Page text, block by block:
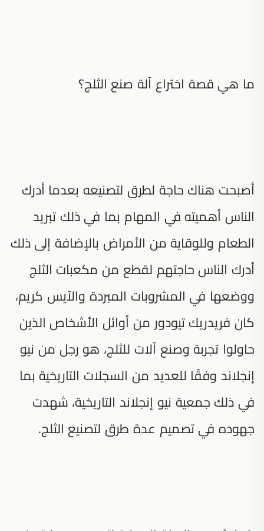
ما هي قصة اختراع آلة صنع الثلج؟
أصبحت هناك حاجة لطرق لتصنيعه بعدما أدرك
الناس أهميته في المهام بما في ذلك تبريد
الطعام وللوقاية من الأمراض بالإضافة إلى ذلك
أدرك الناس حاجتهم لقطع من مكعبات الثلج
ووضعها في المشروبات المبردة والآيس كريم،
كان فريدريك تيودور من أوائل الأشخاص الذين
حاولوا تجربة وصنع آلات للثلج، هو رجل من نيو
إنجلاند وفقًا للعديد من السجلات التاريخية بما
في ذلك جمعية نيو إنجلاند التاريخية، شهدت
جهوده في تصميم عدة طرق لتصنيع الثلج.